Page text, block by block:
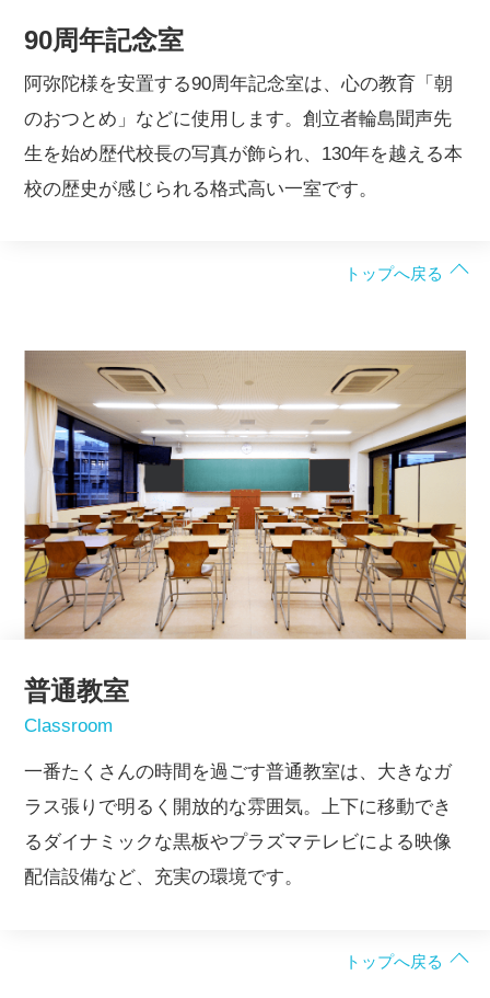
90周年記念室
阿弥陀様を安置する90周年記念室は、心の教育「朝
のおつとめ」などに使用します。創立者輪島聞声先
生を始め歴代校長の写真が飾られ、130年を越える本
校の歴史が感じられる格式高い一室です。
トップへ戻る
普通教室
Classroom
一番たくさんの時間を過ごす普通教室は、大きなガ
ラス張りで明るく開放的な雰囲気。上下に移動でき
るダイナミックな黒板やプラズマテレビによる映像
配信設備など、充実の環境です。
トップへ戻る